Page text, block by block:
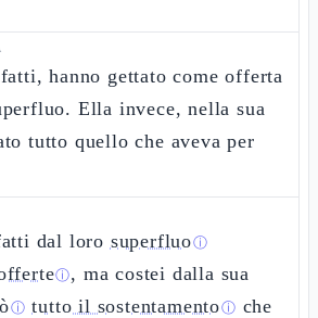
hanno gettato come offerta
Ella invece, nella sua
tutto quello che aveva per
dal loro superfluoⓘ
ⓘ, ma costei dalla sua
ⓘ tutto il sostentamentoⓘ che